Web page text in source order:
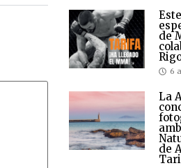
de
6
La
de